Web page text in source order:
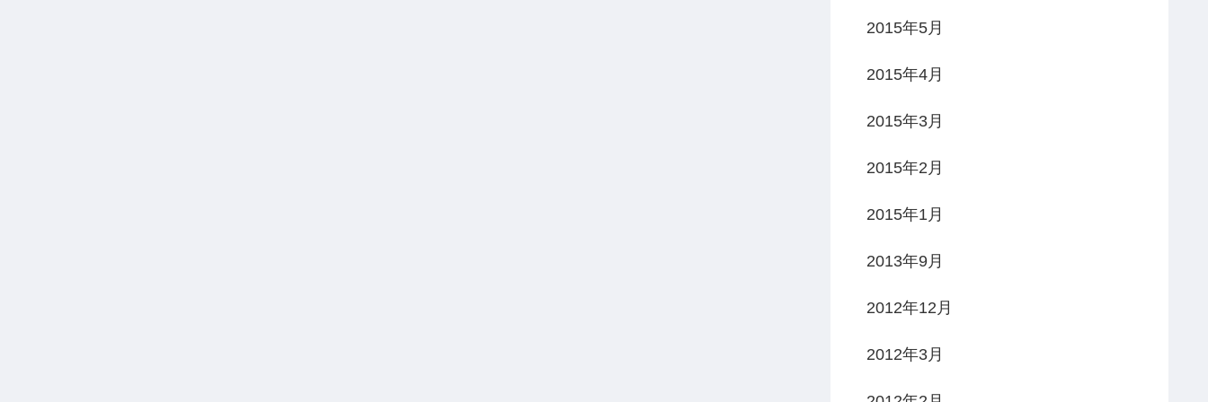
2015年5月
2015年4月
2015年3月
2015年2月
2015年1月
2013年9月
2012年12月
2012年3月